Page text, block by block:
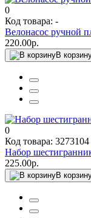
0
Код товара: -
Велонасос ручной
220.00р.
В
0
Код товара: 3273104
Набор
225.00р.
В